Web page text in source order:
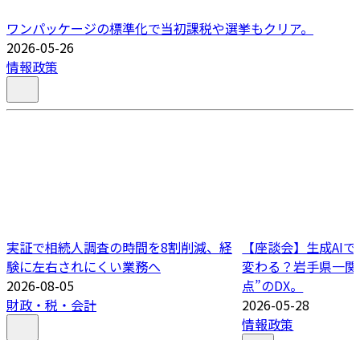
ワンパッケージの標準化で当初課税や選挙もクリア。
2026-05-26
情報政策
実証で相続人調査の時間を8割削減、経
験に左右されにくい業務へ
2026-08-05
財政・税・会計
【座談会】生成AI
変わる？岩手県一
点”のDX。
2026-05-28
情報政策